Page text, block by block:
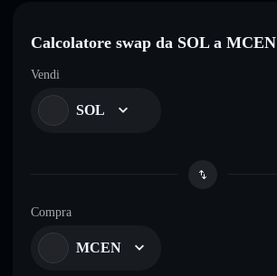
Calcolatore swap da SOL a MCEN
Vendi
SOL
Compra
MCEN